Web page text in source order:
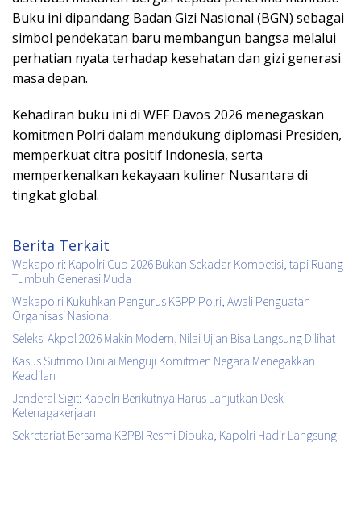
Buku ini dipandang Badan Gizi Nasional (BGN) sebagai
simbol pendekatan baru membangun bangsa melalui
perhatian nyata terhadap kesehatan dan gizi generasi
masa depan.
Kehadiran buku ini di WEF Davos 2026 menegaskan
komitmen Polri dalam mendukung diplomasi Presiden,
memperkuat citra positif Indonesia, serta
memperkenalkan kekayaan kuliner Nusantara di
tingkat global.
Berita Terkait
Wakapolri: Kapolri Cup 2026 Bukan Sekadar Kompetisi, tapi Ruang
Tumbuh Generasi Muda
Wakapolri Kukuhkan Pengurus KBPP Polri, Awali Penguatan
Organisasi Nasional
Seleksi Akpol 2026 Makin Modern, Nilai Ujian Bisa Langsung Dilihat
Kasus Sutrimo Dinilai Menguji Komitmen Negara Menegakkan
Keadilan
Jenderal Sigit: Kapolri Berikutnya Harus Lanjutkan Desk
Ketenagakerjaan
Sekretariat Bersama KBPBI Resmi Dibuka, Kapolri Hadir Langsung